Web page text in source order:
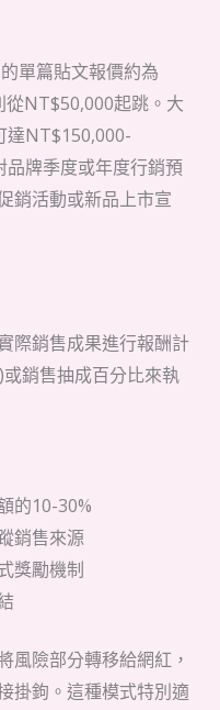
單篇貼文報價約為
NT$50,000起跳。大
達NT$150,000-
牌季度或年度行銷預
銷活動或新品上市宣
際銷售成果進行報酬計
銷售抽成百分比來執
的10-30%
銷售來源
獎勵機制
風險部分轉移給網紅，
掛鉤。這種模式特別適